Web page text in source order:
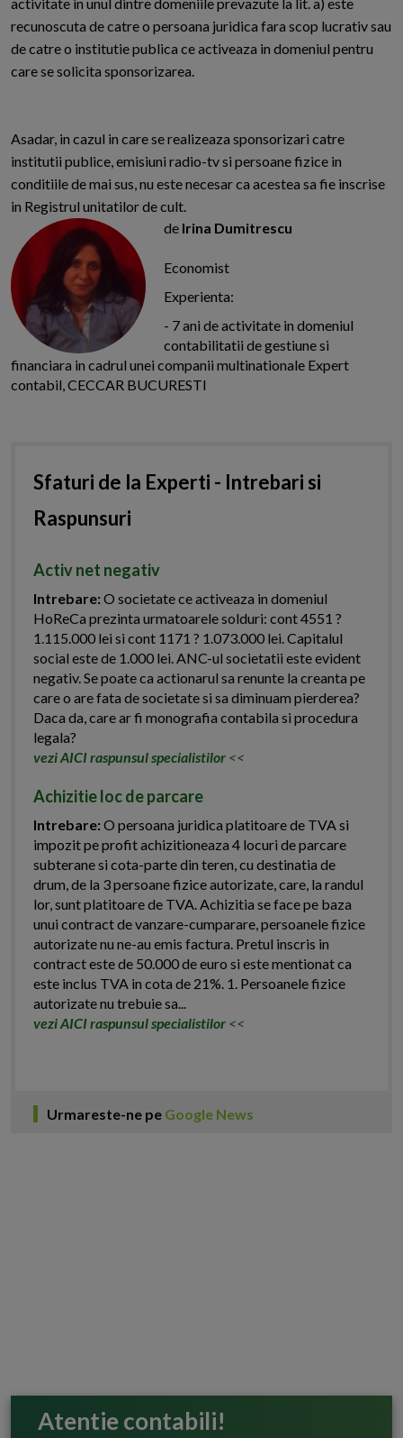
recunoscuta de catre o persoana juridica fara scop lucrativ sau
de catre o institutie publica ce activeaza in domeniul pentru
care se solicita sponsorizarea.
Asadar, in cazul in care se realizeaza sponsorizari catre
institutii publice, emisiuni radio-tv si persoane fizice in
conditiile de mai sus, nu este necesar ca acestea sa fie inscrise
in Registrul unitatilor de cult.
de Irina Dumitrescu
Economist
Experienta:
- 7 ani de activitate in domeniul
contabilitatii de gestiune si
financiara in cadrul unei companii multinationale Expert
contabil, CECCAR BUCURESTI
Sfaturi de la Experti - Intrebari si
Raspunsuri
Activ net negativ
Intrebare:O societate ce activeaza in domeniul
HoReCa prezinta urmatoarele solduri: cont 4551 ?
1.115.000 lei si cont 1171 ? 1.073.000 lei. Capitalul
social este de 1.000 lei. ANC-ul societatii este evident
negativ. Se poate ca actionarul sa renunte la creanta pe
care o are fata de societate si sa diminuam pierderea?
Daca da, care ar fi monografia contabila si procedura
legala?
vezi AICI raspunsul specialistilor <<
Achizitie loc de parcare
Intrebare:O persoana juridica platitoare de TVA si
impozit pe profit achizitioneaza 4 locuri de parcare
subterane si cota-parte din teren, cu destinatia de
drum, de la 3 persoane fizice autorizate, care, la randul
lor, sunt platitoare de TVA. Achizitia se face pe baza
unui contract de vanzare-cumparare, persoanele fizice
autorizate nu ne-au emis factura. Pretul inscris in
contract este de 50.000 de euro si este mentionat ca
este inclus TVA in cota de 21%. 1. Persoanele fizice
autorizate nu trebuie sa...
vezi AICI raspunsul specialistilor <<
Urmareste-ne pe Google News
Atentie contabili!